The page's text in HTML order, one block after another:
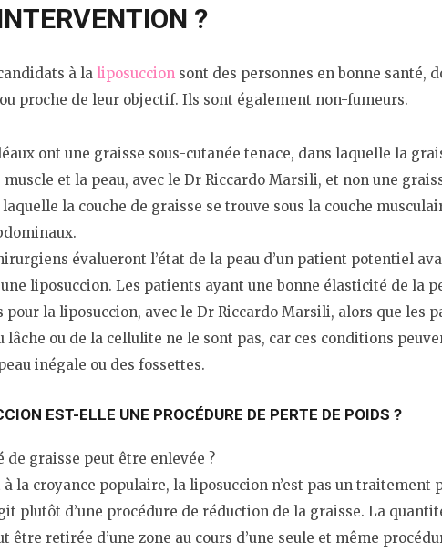
?
à la liposuccion sont des personnes en bonne santé,
proche de leur objectif. Ils sont également non-fumeurs.
ont une graisse sous-cutanée tenace, dans laquelle la
et la peau, avec le Dr Riccardo Marsili, et non une
la couche de graisse se trouve sous la couche
évalueront l’état de la peau d’un patient potentiel
liposuccion. Les patients ayant une bonne élasticité de la
pour la liposuccion, avec le Dr Riccardo Marsili, alors que les
lâche ou de la cellulite ne le sont pas, car ces conditions
inégale ou des fossettes.
EST-ELLE UNE PROCÉDURE DE PERTE DE POIDS ?
de graisse peut être enlevée ?
la croyance populaire, la liposuccion n’est pas un traitement
plutôt d’une procédure de réduction de la graisse. La
être retirée d’une zone au cours d’une seule et même